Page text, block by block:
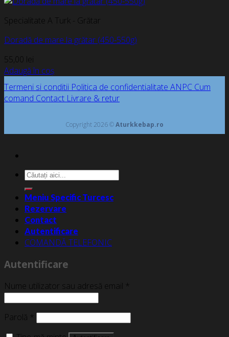
Specialitate A Turk - Grătar
Doradă de mare la grătar (450-550g)
55,00 lei
Adaugă în coș
Termeni si conditii Politica de confidentialitate ANPC Cum
comand Contact Livrare & retur
Copyright 2026 ©Aturkkebap.ro
Caută
după:
Meniu Specific Turcesc
Rezervare
Contact
Autentificare
COMANDĂ TELEFONIC
Autentificare
Nume utilizator sau adresă email *
Parolă *